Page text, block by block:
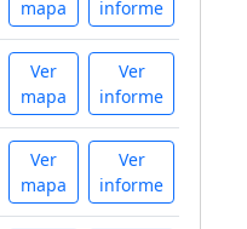
mapa
informe
Ver
mapa
Ver
informe
Ver
mapa
Ver
informe